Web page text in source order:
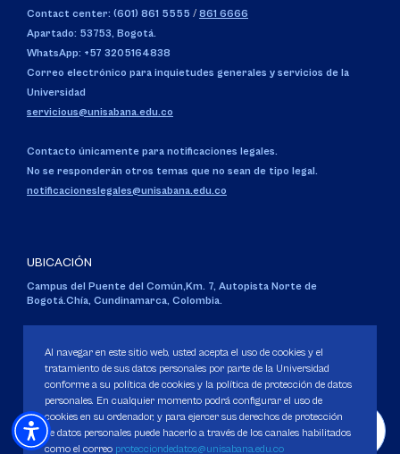
Contact center: (601) 861 5555 / 861 6666
Apartado: 53753, Bogotá.
WhatsApp: +57 3205164838
Correo electrónico para inquietudes generales y servicios de la
Universidad
servicious@unisabana.edu.co
Contacto únicamente para notificaciones legales.
No se responderán otros temas que no sean de tipo legal.
notificacioneslegales@unisabana.edu.co
UBICACIÓN
Campus del Puente del Común,Km. 7, Autopista Norte de
Bogotá.Chía, Cundinamarca, Colombia.
Personería Jurídica:Resolución 130 del 14 de enero de 1980.
Ministerio de Educación Nacional.
Al navegar en este sitio web, usted acepta el uso de cookies y el
tratamiento de sus datos personales por parte de la Universidad
conforme a su política de cookies y la política de protección de datos
personales. En cualquier momento podrá configurar el uso de
cookies en su ordenador, y para ejercer sus derechos de protección
de datos personales puede hacerlo a través de los canales habilitados
como el correo protecciondedatos@unisabana.edu.co